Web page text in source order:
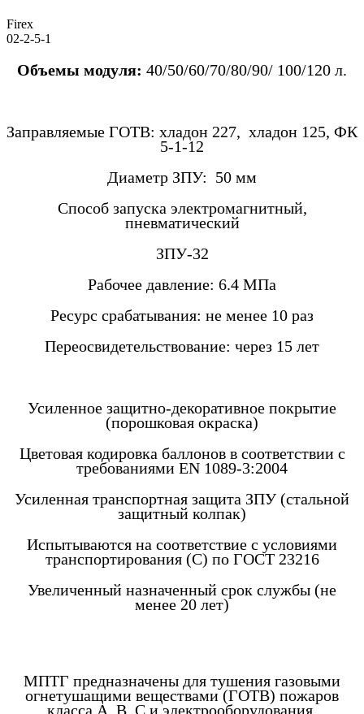
Firex
02-2-5-1
Объемы модуля: 40/50/60/70/80/90/ 100/120 л.
Заправляемые ГОТВ: хладон 227, хладон 125, ФК
5-1-12
Диаметр ЗПУ: 50 мм
Способ запуска электромагнитный,
пневматический
ЗПУ-32
Рабочее давление: 6.4 МПа
Ресурс срабатывания: не менее 10 раз
Переосвидетельствование: через 15 лет
Усиленное защитно-декоративное покрытие
(порошковая окраска)
Цветовая кодировка баллонов в соответствии с
требованиями EN 1089-3:2004
Усиленная транспортная защита ЗПУ (стальной
защитный колпак)
Испытываются на соответствие с условиями
транспортирования (С) по ГОСТ 23216
Увеличенный назначенный срок службы (не
менее 20 лет)
МПТГ предназначены для тушения газовыми
огнетушащими веществами (ГОТВ) пожаров
класса А, В, С и электрооборудования,